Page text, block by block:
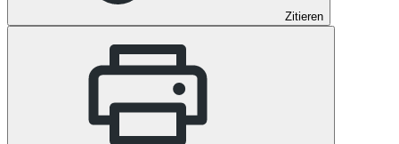
Zitieren